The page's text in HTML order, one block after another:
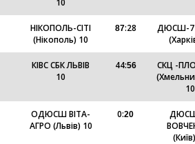
10
НІКОПОЛЬ-СІТІ
(Нікополь) 10
87:28
ДЮСШ-7
КІВС СБК ЛЬВІВ
10
44:56
СКЦ -
10
ОДЮСШ ВІТА-
АГРО (Львів) 10
0:20